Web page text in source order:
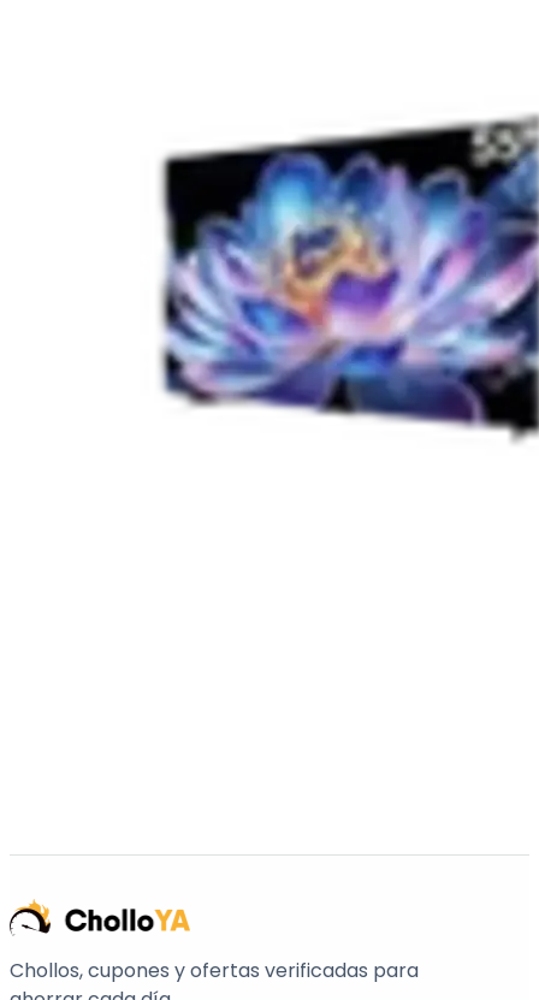
Chollos, cupones y ofertas verificadas para